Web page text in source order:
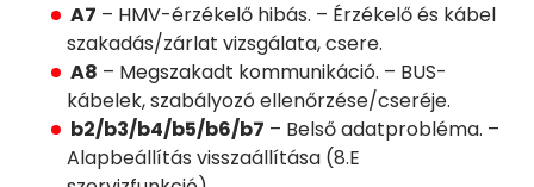
A7 – HMV-érzékelő hibás. – Érzékelő és kábel
szakadás/zárlat vizsgálata, csere.
A8 – Megszakadt kommunikáció. – BUS-
kábelek, szabályozó ellenőrzése/cseréje.
b2/b3/b4/b5/b6/b7 – Belső adatprobléma. –
Alapbeállítás visszaállítása (8.E